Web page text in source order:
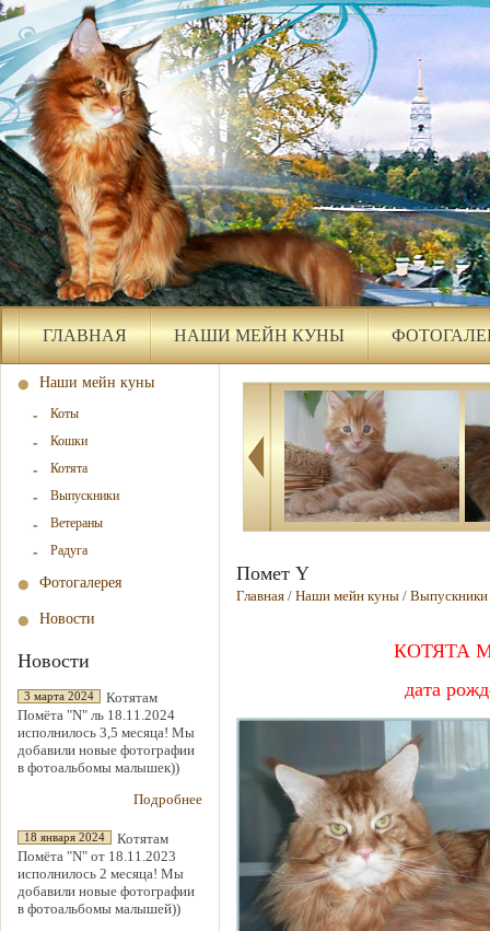
ГЛАВНАЯ НАШИ МЕЙН КУНЫ
Наши мейн куны
Коты
Кошки
Котята
Выпускники
Ветераны
Радуга
Фотогалерея
Новости
Новости
3 марта 2024
Котятам
Помёта "N" ль 18.11.2024
исполнилось 3,5 месяца! Мы
добавили новые фотографии
в фотоальбомы малышек))
Подробнее
18 января 2024
Котятам
Помёта "N" от 18.11.2023
исполнилось 2 месяца! Мы
добавили новые фотографии
в фотоальбомы малышей))
Помет Y
Главная / Наши мейн куны / Выпускники
КОТЯТА
дата